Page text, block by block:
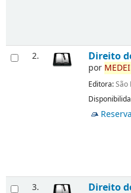
2. Direito
por MEDE
Editora:São
Disponibilida
3. Direito